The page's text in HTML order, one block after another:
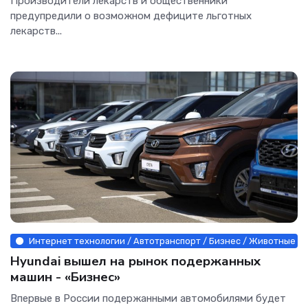
предупредили о возможном дефиците льготных
лекарств...
Интернет технологии / Автотранспорт / Бизнес / Животные
Hyundai вышел на рынок подержанных
машин - «Бизнес»
Впервые в России подержанными автомобилями будет